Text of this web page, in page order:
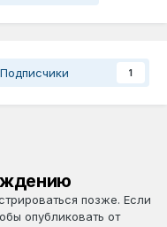
Подписчики 1
позже. Если
опубликовать от